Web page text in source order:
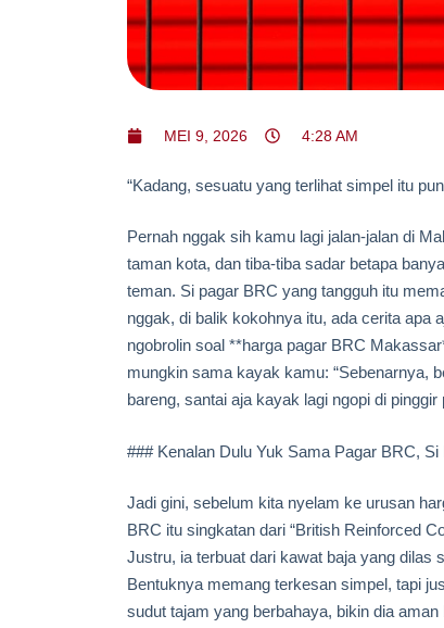
MEI 9, 2026 4:28 AM
“Kadang, sesuatu yang terlihat simpel itu
Pernah nggak sih kamu lagi jalan-jalan di
taman kota, dan tiba-tiba sadar betapa
teman. Si pagar BRC yang tangguh itu
nggak, di balik kokohnya itu, ada cerita apa
ngobrolin soal **harga pagar BRC
mungkin sama kayak kamu: “Sebenarnya,
bareng, santai aja kayak lagi ngopi di pinggir
### Kenalan Dulu Yuk Sama Pagar BRC,
Jadi gini, sebelum kita nyelam ke urusan
BRC itu singkatan dari “British Reinforced
Justru, ia terbuat dari kawat baja yang dilas
Bentuknya memang terkesan simpel, tapi
sudut tajam yang berbahaya, bikin dia